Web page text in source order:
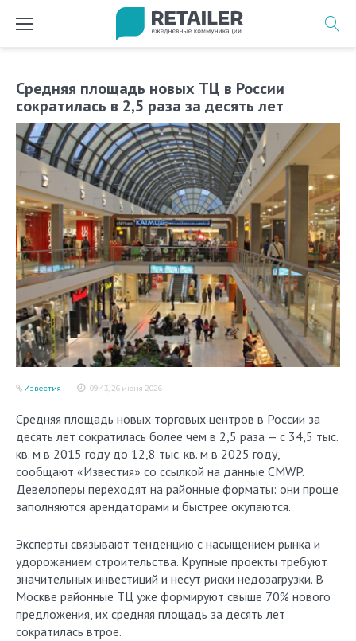
Средняя площадь новых ТЦ в России
сократилась в 2,5 раза за десять лет
09:43, 26 июня 2026
Известия
Средняя площадь новых торговых центров в России за
десять лет сократилась более чем в 2,5 раза — с 34,5 тыс.
кв. м в 2015 году до 12,8 тыс. кв. м в 2025 году,
сообщают «Известия» со ссылкой на данные CMWP.
Девелоперы переходят на районные форматы: они проще
заполняются арендаторами и быстрее окупаются.
Эксперты связывают тенденцию с насыщением рынка и
удорожанием строительства. Крупные проекты требуют
значительных инвестиций и несут риски недозагрузки. В
Москве районные ТЦ уже формируют свыше 70% нового
предложения, их средняя площадь за десять лет
сократилась втрое.